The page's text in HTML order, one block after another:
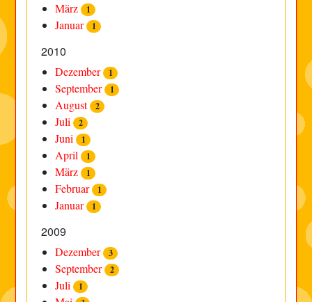
März 1
Januar 1
2010
Dezember 1
September 1
August 2
Juli 2
Juni 1
April 1
März 1
Februar 1
Januar 1
2009
Dezember 3
September 2
Juli 1